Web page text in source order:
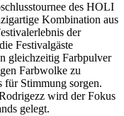
des HOLI
Kombination aus
der
Festivalgäste
gleichzeitig Farbpulver
Farbwolke zu
für Stimmung sorgen.
wird der Fokus
gelegt.